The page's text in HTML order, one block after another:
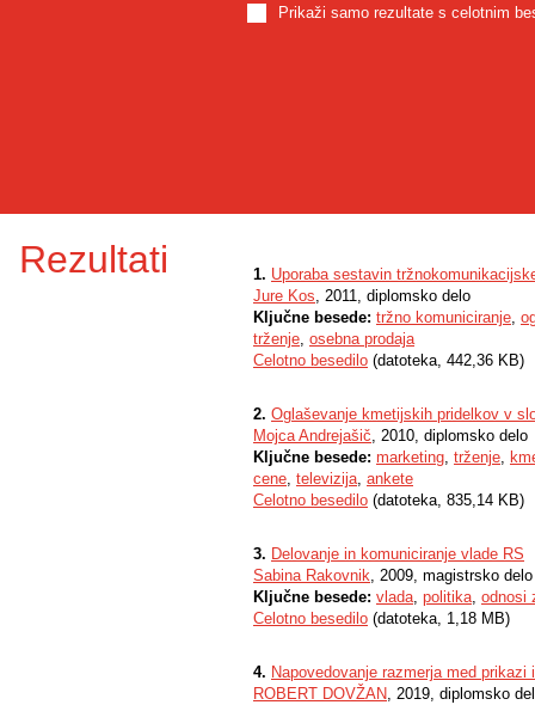
Prikaži samo rezultate s celotnim
Rezultati 1. Uporaba sestavin
Jure Kos, 2011, diplomsko delo
Ključne besede: tržno komuniciranje,
trženje, osebna prodaja
Celotno besedilo (datoteka, 442,36 KB)
2. Oglaševanje kmetijskih pridelkov v
Mojca Andrejašič, 2010, diplomsko delo
Ključne besede: marketing, trženje,
cene, televizija, ankete
Celotno besedilo (datoteka, 835,14 KB)
3. Delovanje in komuniciranje vlade RS
Sabina Rakovnik, 2009, magistrsko delo
Ključne besede: vlada, politika, odnosi
Celotno besedilo (datoteka, 1,18 MB)
4. Napovedovanje razmerja med
ROBERT DOVŽAN, 2019, diplomsko